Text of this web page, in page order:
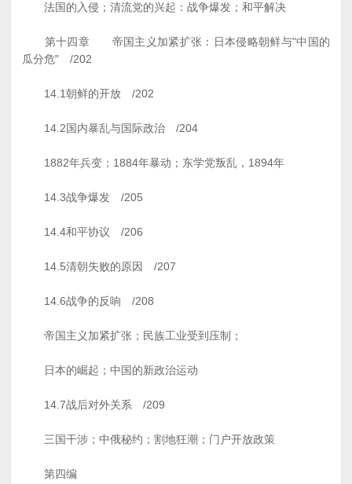
法国的入侵；清流党的兴起：战争爆发；和平解决
第十四章 帝国主义加紧扩张：日本侵略朝鲜与"中国的
瓜分危" /202
14.1朝鲜的开放 /202
14.2国内暴乱与国际政治 /204
1882年兵变；1884年暴动；东学党叛乱，1894年
14.3战争爆发 /205
14.4和平协议 /206
14.5清朝失败的原因 /207
14.6战争的反响 /208
帝国主义加紧扩张；民族工业受到压制；
日本的崛起；中国的新政治运动
14.7战后对外关系 /209
三国干涉；中俄秘约；割地狂潮；门户开放政策
第四编